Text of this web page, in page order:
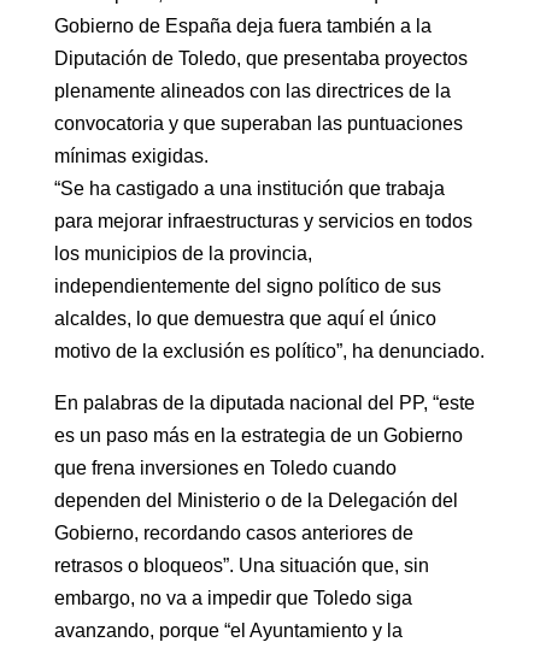
Gobierno de España deja fuera también a la
Diputación de Toledo, que presentaba proyectos
plenamente alineados con las directrices de la
convocatoria y que superaban las puntuaciones
mínimas exigidas.
“Se ha castigado a una institución que trabaja
para mejorar infraestructuras y servicios en todos
los municipios de la provincia,
independientemente del signo político de sus
alcaldes, lo que demuestra que aquí el único
motivo de la exclusión es político”, ha denunciado.
En palabras de la diputada nacional del PP, “este
es un paso más en la estrategia de un Gobierno
que frena inversiones en Toledo cuando
dependen del Ministerio o de la Delegación del
Gobierno, recordando casos anteriores de
retrasos o bloqueos”. Una situación que, sin
embargo, no va a impedir que Toledo siga
avanzando, porque “el Ayuntamiento y la